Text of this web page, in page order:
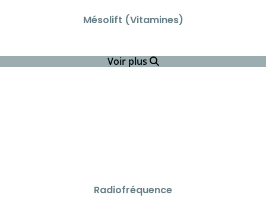
Mésolift (Vitamines)
Voir plus
Radiofréquence